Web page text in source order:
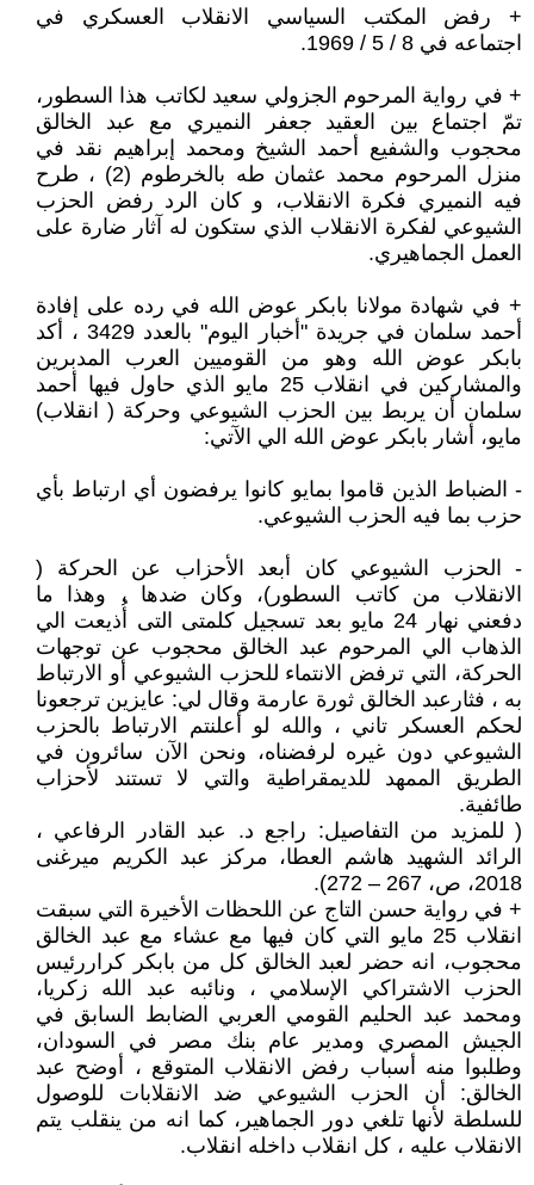
+ رفض المكتب السياسي الانقلاب العسكري في
اجتماعه في 8 / 5 / 1969.
+ في رواية المرحوم الجزولي سعيد لكاتب هذا السطور،
تمّ اجتماع بين العقيد جعفر النميري مع عبد الخالق
محجوب والشفيع أحمد الشيخ ومحمد إبراهيم نقد في
منزل المرحوم محمد عثمان طه بالخرطوم (2) ، طرح
فيه النميري فكرة الانقلاب، و كان الرد رفض الحزب
الشيوعي لفكرة الانقلاب الذي ستكون له آثار ضارة على
العمل الجماهيري.
+ في شهادة مولانا بابكر عوض الله في رده على إفادة
أحمد سلمان في جريدة "أخبار اليوم" بالعدد 3429 ، أكد
بابكر عوض الله وهو من القوميين العرب المدبرين
والمشاركين في انقلاب 25 مايو الذي حاول فيها أحمد
سلمان أن يربط بين الحزب الشيوعي وحركة ( انقلاب)
مايو، أشار بابكر عوض الله الي الآتي:
- الضباط الذين قاموا بمايو كانوا يرفضون أي ارتباط بأي
حزب بما فيه الحزب الشيوعي.
- الحزب الشيوعي كان أبعد الأحزاب عن الحركة (
الانقلاب من كاتب السطور)، وكان ضدها ، وهذا ما
دفعني نهار 24 مايو بعد تسجيل كلمتى التى أُذيعت الي
الذهاب الي المرحوم عبد الخالق محجوب عن توجهات
الحركة، التي ترفض الانتماء للحزب الشيوعي أو الارتباط
به ، فثارعبد الخالق ثورة عارمة وقال لي: عايزين ترجعونا
لحكم العسكر تاني ، والله لو أعلنتم الارتباط بالحزب
الشيوعي دون غيره لرفضناه، ونحن الآن سائرون في
الطريق الممهد للديمقراطية والتي لا تستند لأحزاب
طائفية.
( للمزيد من التفاصيل: راجع د. عبد القادر الرفاعي ،
الرائد الشهيد هاشم العطا، مركز عبد الكريم ميرغنى
2018، ص، 267 – 272).
+ في رواية حسن التاج عن اللحظات الأخيرة التي سبقت
انقلاب 25 مايو التي كان فيها مع عشاء مع عبد الخالق
محجوب، انه حضر لعبد الخالق كل من بابكر كراررئيس
الحزب الاشتراكي الإسلامي ، ونائبه عبد الله زكريا،
ومحمد عبد الحليم القومي العربي الضابط السابق في
الجيش المصري ومدير عام بنك مصر في السودان،
وطلبوا منه أسباب رفض الانقلاب المتوقع ، أوضح عبد
الخالق: أن الحزب الشيوعي ضد الانقلابات للوصول
للسلطة لأنها تلغي دور الجماهير، كما انه من ينقلب يتم
الانقلاب عليه ، كل انقلاب داخله انقلاب.